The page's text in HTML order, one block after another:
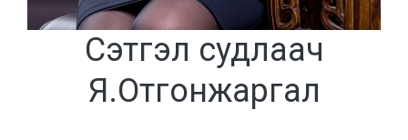
Сэтгэл судлаач
Я.Отгонжаргал